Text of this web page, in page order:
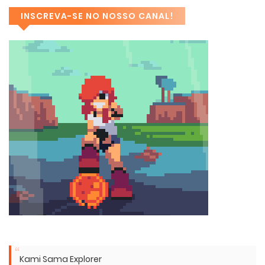
INSCREVA-SE NO NOSSO CANAL!
Kami Sama Explorer